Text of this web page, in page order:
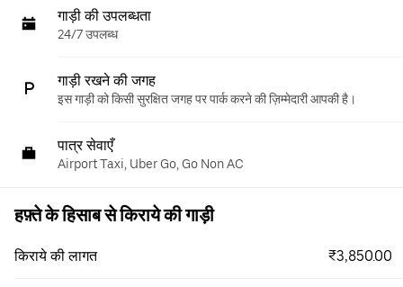
गाड़ी की उपलब्धता
24/7 उपलब्ध
गाड़ी रखने की जगह
इस गाड़ी को किसी सुरक्षित जगह पर पार्क करने की ज़िम्मेदारी आपकी है।
पात्र सेवाएँ
Airport Taxi, Uber Go, Go Non AC
हफ़्ते के हिसाब से किराये की गाड़ी
किराये की लागत ₹3,850.00